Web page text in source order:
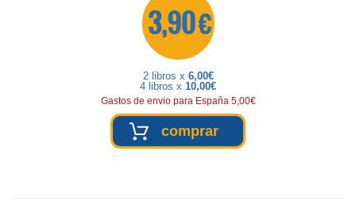
3,90 €
2 libros x 6,00€
4 libros x 10,00€
Gastos de envio para España 5,00€
comprar